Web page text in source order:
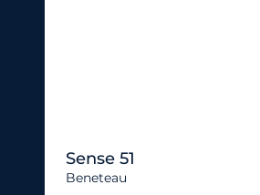
Sense 51
Beneteau